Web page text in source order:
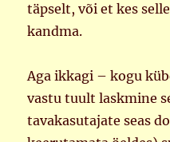
täpselt, või et kes
kandma.
Aga ikkagi – kogu
vastu tuult laskmine
tavakasutajate seas